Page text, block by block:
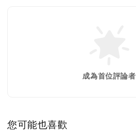
成為首位評論者
您可能也喜歡